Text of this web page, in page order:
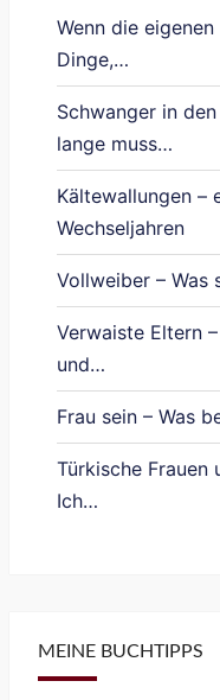
Wenn die
Dinge,…
Schwanger in
lange muss…
Kältewallungen –
Wechseljahren
Vollweiber – Was
Verwaiste Eltern
und…
Frau sein – Was
Türkische Frauen
Ich…
MEINE BUCHTIPPS